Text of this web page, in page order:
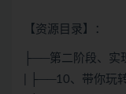
【资源目录】：
├──第二阶段、实
| ├──10、带你玩